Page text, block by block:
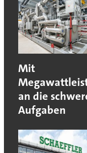
Mit
an die
Aufgaben